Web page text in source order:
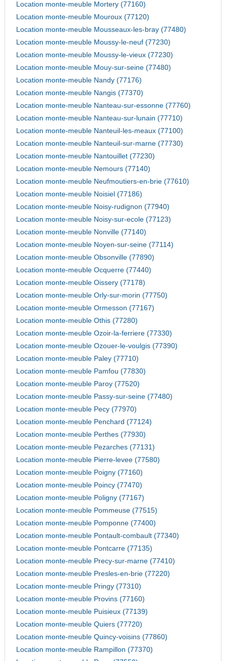
Location monte-meuble Mortery (77160)
Location monte-meuble Mouroux (77120)
Location monte-meuble Mousseaux-les-bray (77480)
Location monte-meuble Moussy-le-neuf (77230)
Location monte-meuble Moussy-le-vieux (77230)
Location monte-meuble Mouy-sur-seine (77480)
Location monte-meuble Nandy (77176)
Location monte-meuble Nangis (77370)
Location monte-meuble Nanteau-sur-essonne (77760)
Location monte-meuble Nanteau-sur-lunain (77710)
Location monte-meuble Nanteuil-les-meaux (77100)
Location monte-meuble Nanteuil-sur-marne (77730)
Location monte-meuble Nantouillet (77230)
Location monte-meuble Nemours (77140)
Location monte-meuble Neufmoutiers-en-brie (77610)
Location monte-meuble Noisiel (77186)
Location monte-meuble Noisy-rudignon (77940)
Location monte-meuble Noisy-sur-ecole (77123)
Location monte-meuble Nonville (77140)
Location monte-meuble Noyen-sur-seine (77114)
Location monte-meuble Obsonville (77890)
Location monte-meuble Ocquerre (77440)
Location monte-meuble Oissery (77178)
Location monte-meuble Orly-sur-morin (77750)
Location monte-meuble Ormesson (77167)
Location monte-meuble Othis (77280)
Location monte-meuble Ozoir-la-ferriere (77330)
Location monte-meuble Ozouer-le-voulgis (77390)
Location monte-meuble Paley (77710)
Location monte-meuble Pamfou (77830)
Location monte-meuble Paroy (77520)
Location monte-meuble Passy-sur-seine (77480)
Location monte-meuble Pecy (77970)
Location monte-meuble Penchard (77124)
Location monte-meuble Perthes (77930)
Location monte-meuble Pezarches (77131)
Location monte-meuble Pierre-levee (77580)
Location monte-meuble Poigny (77160)
Location monte-meuble Poincy (77470)
Location monte-meuble Poligny (77167)
Location monte-meuble Pommeuse (77515)
Location monte-meuble Pomponne (77400)
Location monte-meuble Pontault-combault (77340)
Location monte-meuble Pontcarre (77135)
Location monte-meuble Precy-sur-marne (77410)
Location monte-meuble Presles-en-brie (77220)
Location monte-meuble Pringy (77310)
Location monte-meuble Provins (77160)
Location monte-meuble Puisieux (77139)
Location monte-meuble Quiers (77720)
Location monte-meuble Quincy-voisins (77860)
Location monte-meuble Rampillon (77370)